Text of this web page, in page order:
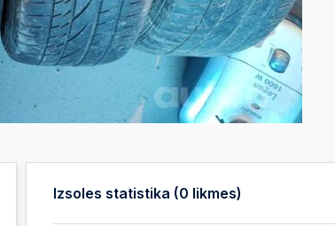
Izsoles statistika (0 likmes)